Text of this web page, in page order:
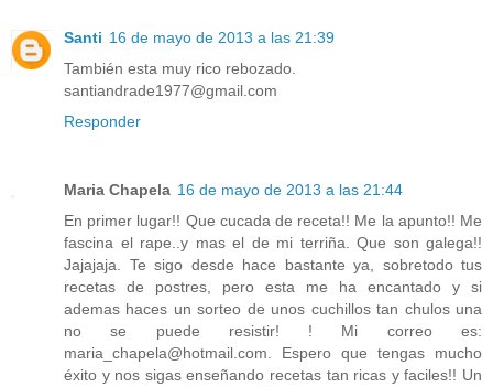
Santi 16 de mayo de 2013 a las 21:39
También esta muy rico rebozado.
santiandrade1977@gmail.com
Responder
Maria Chapela 16 de mayo de 2013 a las 21:44
En primer lugar!! Que cucada de receta!! Me la apunto!! Me
fascina el rape..y mas el de mi terriña. Que son galega!!
Jajajaja. Te sigo desde hace bastante ya, sobretodo tus
recetas de postres, pero esta me ha encantado y si
ademas haces un sorteo de unos cuchillos tan chulos una
no se puede resistir! ! Mi correo es:
maria_chapela@hotmail.com. Espero que tengas mucho
éxito y nos sigas enseñando recetas tan ricas y faciles!! Un